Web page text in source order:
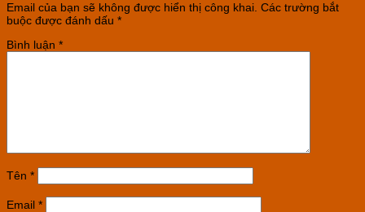
Email của bạn sẽ không được hiển thị công khai. Các trường bắt
buộc được đánh dấu *
Bình luận *
Tên *
Email *